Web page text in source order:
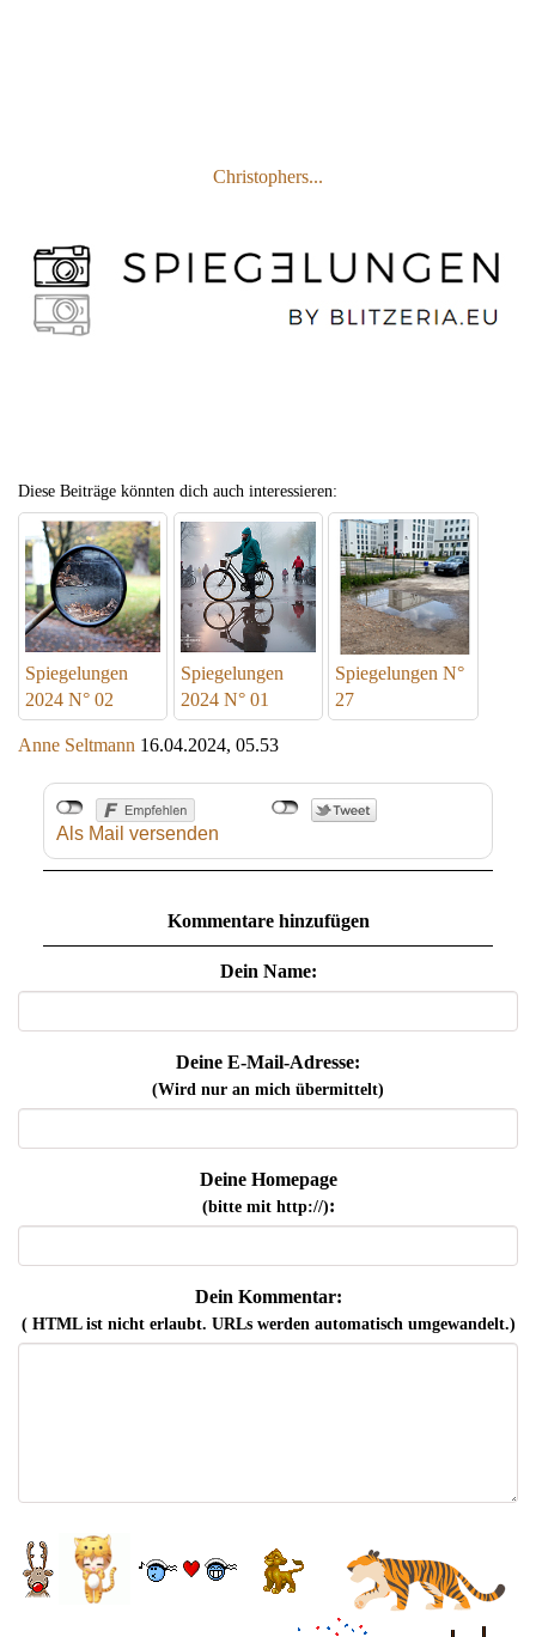
Christophers...
Diese Beiträge könnten dich auch interessieren:
Spiegelungen
2024 N° 02
Spiegelungen
2024 N° 01
Spiegelungen N°
27
Anne Seltmann 16.04.2024, 05.53
Als Mail versenden
Kommentare hinzufügen
Dein Name:
Deine E-Mail-Adresse:
(Wird nur an mich übermittelt)
Deine Homepage
(bitte mit http://):
Dein Kommentar:
( HTML ist nichterlaubt. URLs werden automatisch umgewandelt.)